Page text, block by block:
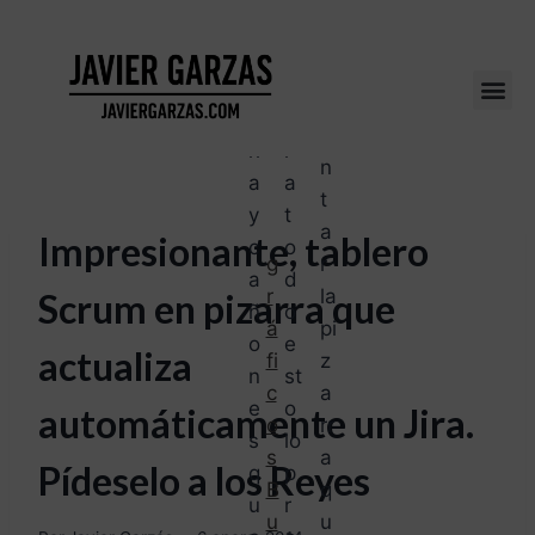
Impresionante, tablero
Scrum en pizarra que
actualiza
automáticamente un Jira.
Pídeselo a los Reyes
m
á
h
a
y
c
a
ñ
o
n
e
s
q
u
g
r
á
fi
c
o
s
B
u
r
a
t
o
d
o
e
st
o
lo
p
r
n
t
a
r
la
pi
z
a
rr
a
q
u